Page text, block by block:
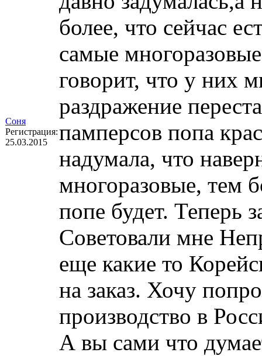
Соня
Регистрация:
25.03.2015
более, что сейчас
самые
говорит, что у них
раздражение
памперсов попа
надумала, что
многоразовые, тем
попе будет. Теперь
Советовали мне
еще какие то
на заказ. Хочу
производство в
А вы сами что